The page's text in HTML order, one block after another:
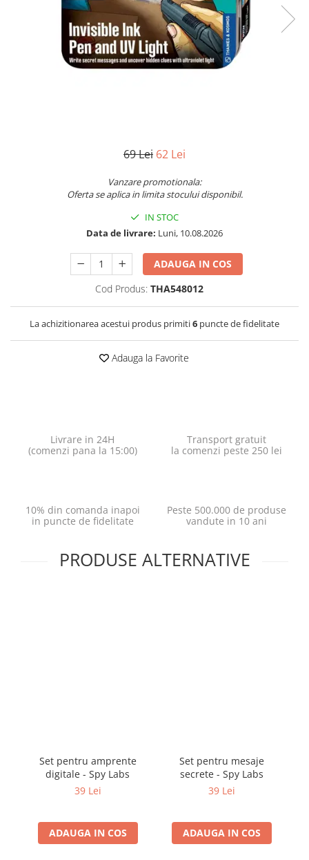
Jocuri pentru o persoana
Jocuri pentru 2 persoane
Game cunoscute
Jocuri cooperative
Jocuri de societate in limba
Vezi toate jocurile de societate
69 Lei 62 Lei
Vanzare promotionala:
Oferta se aplica in limita stocului disponibil.
IN STOC
Data de livrare: Luni, 10.08.2026
ADAUGA IN COS
Cod Produs: THA548012
La achizitionarea acestui produs primiti6 puncte de fidelitate
Adauga la Favorite
Livrare in 24H
(comenzi pana la 15:00)
Transport gratuit
la comenzi peste 250 lei
10% din comanda inapoi
in puncte de fidelitate
Peste 500.000 de produse
vandute in 10 ani
PRODUSE ALTERNATIVE
Set pentru amprente
digitale - Spy Labs
39 Lei
ADAUGA IN COS
Set pentru mesaje
secrete - Spy Labs
39 Lei
ADAUGA IN COS